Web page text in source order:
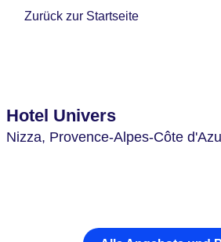
Zurück zur Startseite
Hotel Univers
Nizza, Provence-Alpes-Côte